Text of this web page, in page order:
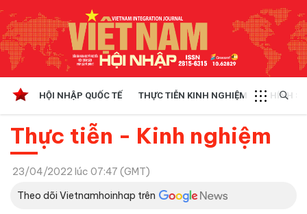
HỘI NHẬP QUỐC TẾ THỰC TIỄN KINH NGHIỆM CHÍNH
Thực tiễn - Kinh nghiệm
23/04/2022 lúc 07:47 (GMT)
Theo dõi Vietnamhoinhap trên